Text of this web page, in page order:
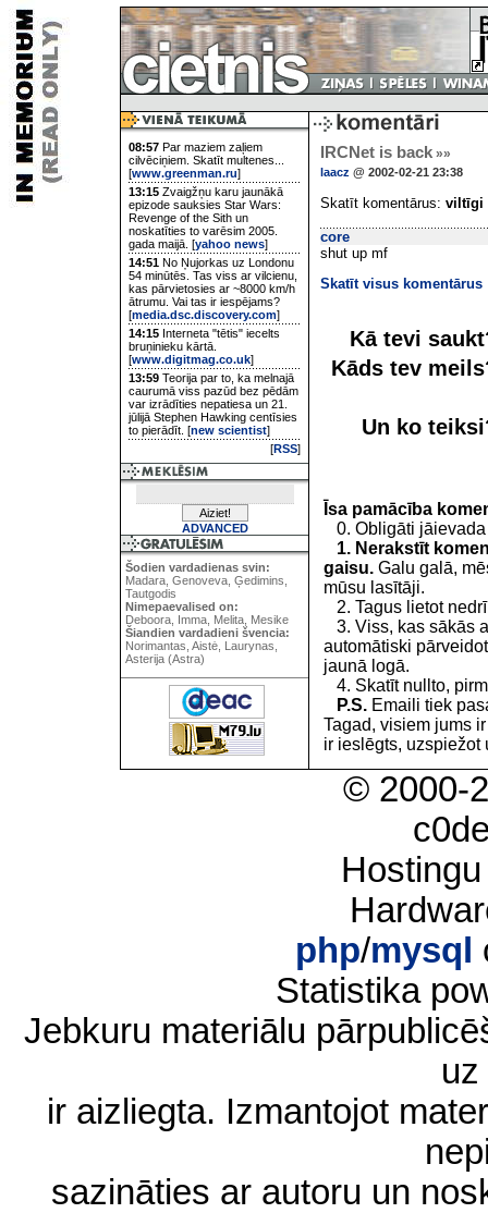
08:57 Par maziem zaļiem
cilvēciņiem. Skatīt multenes...
[www.greenman.ru]
13:15 Zvaigžņu karu jaunākā
epizode sauksies Star Wars:
Revenge of the Sith un
noskatīties to varēsim 2005.
gada maijā. [yahoo news]
14:51 No Ņujorkas uz Londonu
54 minūtēs. Tas viss ar vilcienu,
kas pārvietosies ar ~8000 km/h
ātrumu. Vai tas ir iespējams?
[media.dsc.discovery.com]
14:15 Interneta "tētis" iecelts
bruņinieku kārtā.
[www.digitmag.co.uk]
13:59 Teorija par to, ka melnajā
caurumā viss pazūd bez pēdām
var izrādīties nepatiesa un 21.
jūlijā Stephen Hawking centīsies
to pierādīt. [new scientist]
[RSS]
ADVANCED
Šodien vardadienas svin:
Madara, Genoveva, Ģedimins,
Tautgodis
Nimepaevalised on:
Deboora, Imma, Melita, Mesike
Šiandien vardadieni švencia:
Norimantas, Aistė, Laurynas,
Asterija (Astra)
IRCNet is back »»
laacz @ 2002-02-21 23:38
Skatīt komentārus: viltīgi
core
shut up mf
Skatīt visus komentārus
Kā tevi
Kāds tev
Un ko
Īsa pamācība
0. Obligāti jāievada
1. Nerakstīt
gaisu. Galu galā,
mūsu lasītāji.
2. Tagus lietot
3. Viss, kas sākās
automātiski
jaunā logā.
4. Skatīt nullto,
P.S. Emaili tiek
Tagad, visiem jums
ir ieslēgts, uzspiežot
© 2000-
php/mysql
Statistika
Jebkuru materiālu
ir aizliegta. Izmantojot
sazināties ar autoru un